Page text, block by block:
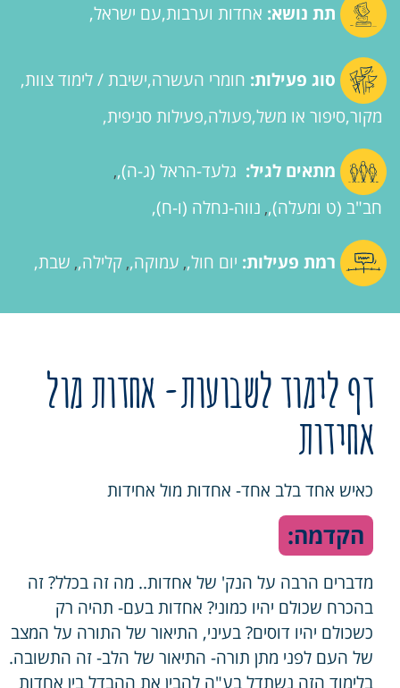
תת נושא: אחדות וערבות עם ישראל
סוג פעילות: חומרי העשרה ישיבת / לימוד צוות
מקור סיפור או משל פעולה פעילות סניפית
מתאים לגיל: גלעד-הראל (ג-ה) ,
חב"ב (ט ומעלה) , נווה-נחלה (ו-ח)
רמת פעילות: יום חול , עמוקה , קלילה , שבת
דף לימוד לשבועות- אחדות מול
אחידות
כאיש אחד בלב אחד- אחדות מול אחידות
הקדמה:
מדברים הרבה על הנק' של אחדות.. מה זה בכלל? זה
בהכרח שכולם יהיו כמוני? אחדות בעם- תהיה רק
כשכולם יהיו דוסים? בעיני, התיאור של התורה על המצב
של העם לפני מתן תורה- התיאור של הלב- זה התשובה.
בלימוד הזה נשתדל בע"ה להבין את ההבדל בין אחדות